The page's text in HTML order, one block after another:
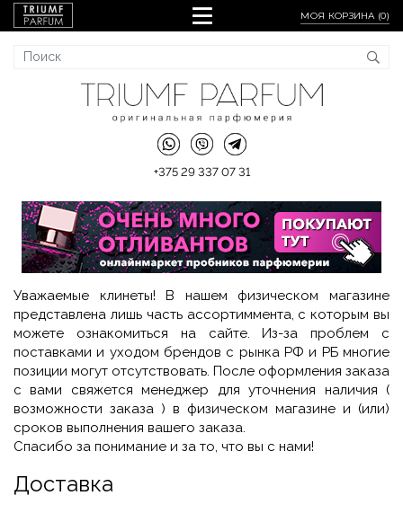
МОЯ КОРЗИНА (0)
+375 29 337 07 31
Уважаемые клинеты! В нашем физическом магазине
представлена лишь часть ассортиммента, с которым вы
можете ознакомиться на сайте. Из-за проблем с
поставками и уходом брендов с рынка РФ и РБ многие
позиции могут отсутствовать. После оформления заказа
с вами свяжется менеджер для уточнения наличия (
возможности заказа ) в физическом магазине и (или)
сроков выполнения вашего заказа.
Спасибо за понимание и за то, что вы с нами!
Доставка